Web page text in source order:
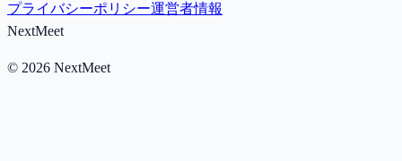
プライバシーポリシー運営者情報
NextMeet
© 2026 NextMeet